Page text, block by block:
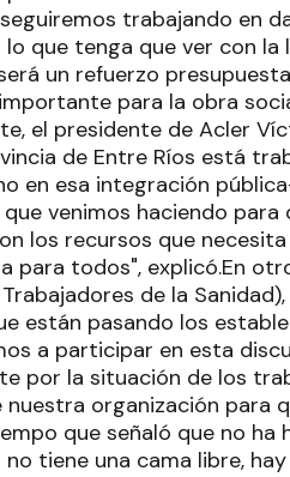
trabajando en
lo que tenga que ver con
un refuerzo
para la obra
el presidente de Acler
de Entre Ríos está
en esa integración
venimos haciendo
los recursos que
para todos", explicó.En
de la
están pasando los
a participar en esta
por la situación de los
organización para
que señaló que no ha
tiene una cama libre,